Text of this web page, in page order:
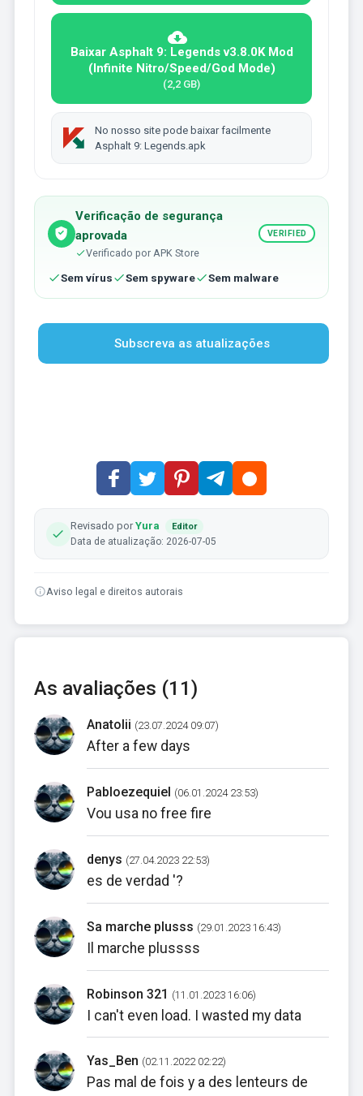
Baixar Asphalt 9: Legends v3.8.0K Mod
(Infinite Nitro/Speed/God Mode)
(2,2 GB)
No nosso site pode baixar facilmente
Asphalt 9: Legends.apk
Verificação de segurança
aprovada
Verificado por APK Store
VERIFIED
Sem vírus Sem spyware Sem malware
Subscreva as atualizações
Revisado porYura Editor
Data de atualização: 2026-07-05
Aviso legal e direitos autorais
As avaliações (11)
Anatolii (23.07.2024 09:07)
After a few days
Pabloezequiel (06.01.2024 23:53)
Vou usa no free fire
denys (27.04.2023 22:53)
es de verdad '?
Sa marche plusss (29.01.2023 16:43)
Il marche plussss
Robinson 321 (11.01.2023 16:06)
I can't even load. I wasted my data
Yas_Ben (02.11.2022 02:22)
Pas mal de fois y a des lenteurs de